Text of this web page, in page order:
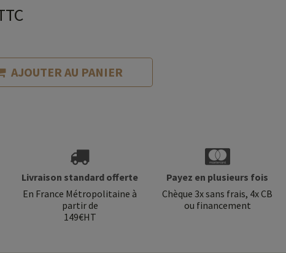
AJOUTER AU PANIER
Livraison standard offerte
En France Métropolitaine à
partir de
149€HT
Payez en plusieurs fois
Chèque 3x sans frais, 4x CB
ou financement